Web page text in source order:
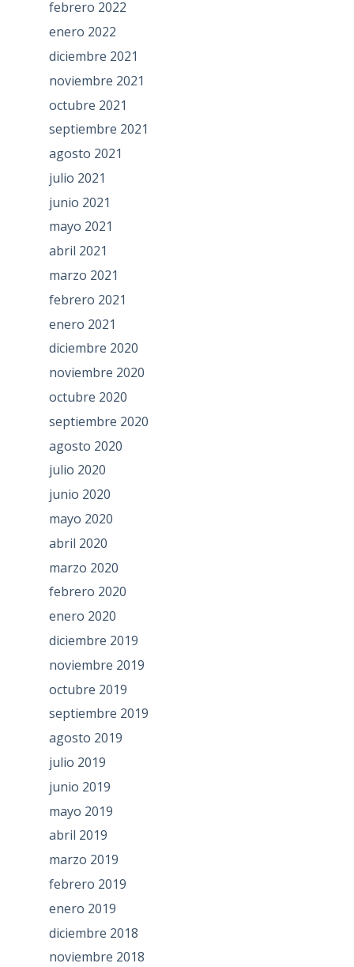
febrero 2022
enero 2022
diciembre 2021
noviembre 2021
octubre 2021
septiembre 2021
agosto 2021
julio 2021
junio 2021
mayo 2021
abril 2021
marzo 2021
febrero 2021
enero 2021
diciembre 2020
noviembre 2020
octubre 2020
septiembre 2020
agosto 2020
julio 2020
junio 2020
mayo 2020
abril 2020
marzo 2020
febrero 2020
enero 2020
diciembre 2019
noviembre 2019
octubre 2019
septiembre 2019
agosto 2019
julio 2019
junio 2019
mayo 2019
abril 2019
marzo 2019
febrero 2019
enero 2019
diciembre 2018
noviembre 2018